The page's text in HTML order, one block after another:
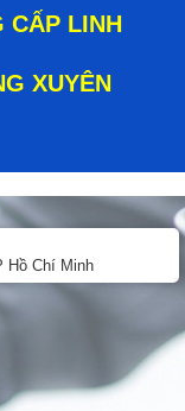
CẤP LINH
XUYÊN
Hồ Chí Minh